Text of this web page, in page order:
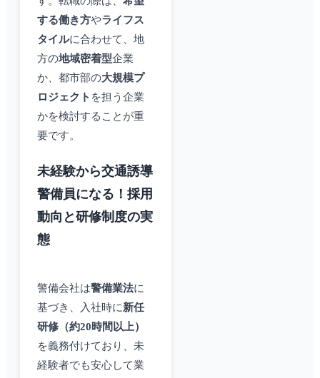
する働き方やライフス
タイルに合わせて、地
方の地域密着型企業
か、都市部の大規模プ
ロジェクト を担う企業
かを検討することが重
要です。
未経験から交通誘導
警備員になる！採用
動向と研修制度の実
態
警備会社は警備業法に
基づき、入社時に新任
研修（約20時間以上）
を義務付けており、未
経験者でも安心して業